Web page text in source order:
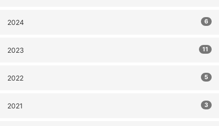
2024 6
2023 11
2022 5
2021 3